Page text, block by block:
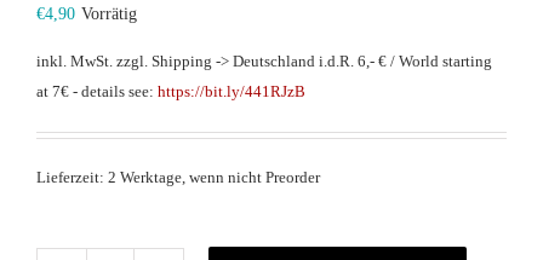
€4,90 Vorrätig
inkl. MwSt. zzgl. Shipping -> Deutschland i.d.R. 6,- € / World starting
at 7€ - details see: https://bit.ly/441RJzB
Lieferzeit: 2 Werktage, wenn nicht Preorder